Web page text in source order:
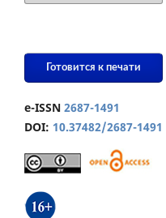
Готовится к печати
e-ISSN 2687-1491
DOI: 10.37482/2687-1491